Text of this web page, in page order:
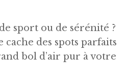
sport ou de sérénité ?
des spots parfaits
bol d’air pur à votre